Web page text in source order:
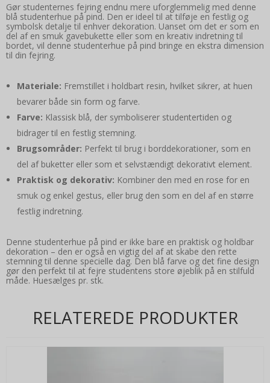
Gør studenternes fejring endnu mere uforglemmelig med denne
blå studenterhue på pind. Den er ideel til at tilføje en festlig og
symbolsk detalje til enhver dekoration. Uanset om det er som en
del af en smuk gavebukette eller som en kreativ indretning til
bordet, vil denne studenterhue på pind bringe en ekstra dimension
til din fejring.
Materiale: Fremstillet i holdbart resin, hvilket sikrer, at huen
bevarer både sin form og farve.
Farve: Klassisk blå, der symboliserer studentertiden og
bidrager til en festlig stemning.
Brugsområder: Perfekt til brug i borddekorationer, som en
del af buketter eller som et selvstændigt dekorativt element.
Praktisk og dekorativ: Kombiner den med en rose for en
smuk og enkel gestus, eller brug den som en del af en større
festlig indretning.
Denne studenterhue på pind er ikke bare en praktisk og holdbar
dekoration – den er også en vigtig del af at skabe den rette
stemning til denne specielle dag. Den blå farve og det fine design
gør den perfekt til at fejre studentens store øjeblik på en stilfuld
måde. Huesælges pr. stk.
RELATEREDE PRODUKTER